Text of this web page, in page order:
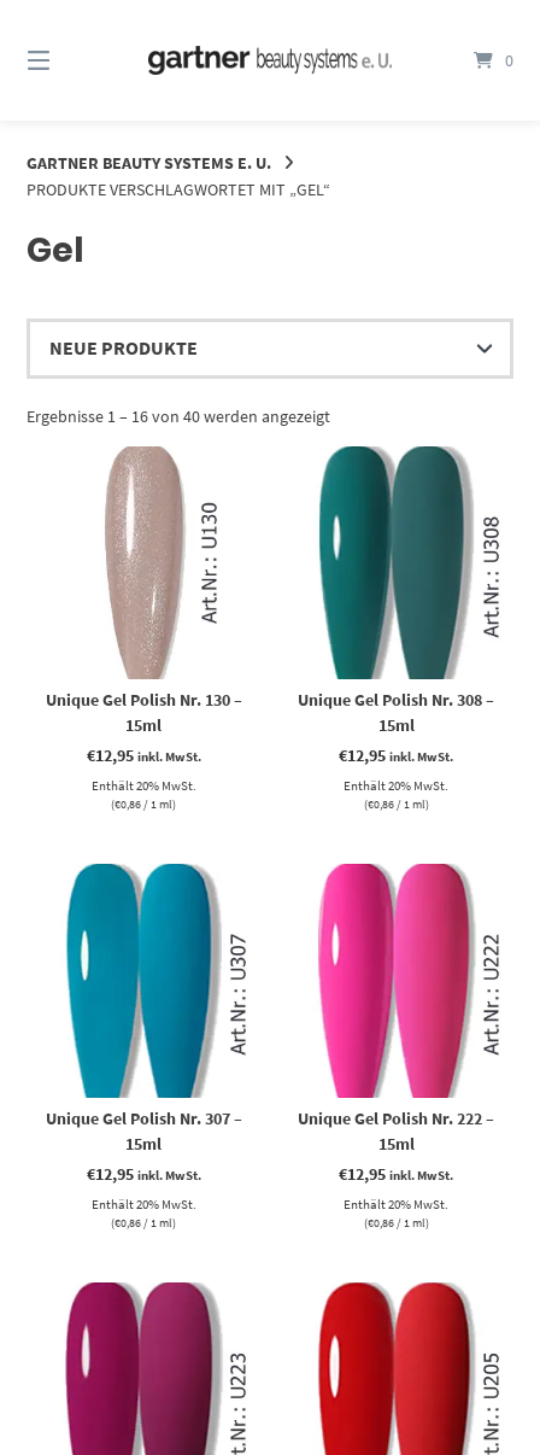
Inhalt
0
GARTNER BEAUTY SYSTEMS E. U.
PRODUKTE VERSCHLAGWORTET MIT „GEL“
Gel
Ergebnisse 1 – 16 von 40 werden angezeigtNach
sortiert
Unique Gel Polish Nr. 130 –
15ml
€12,95 inkl. MwSt.
Enthält 20% MwSt.
(€0,86/ 1 ml)
Unique Gel Polish Nr. 308 –
15ml
€12,95 inkl. MwSt.
Enthält 20% MwSt.
(€0,86/ 1 ml)
Unique Gel Polish Nr. 307 –
15ml
€12,95 inkl. MwSt.
Enthält 20% MwSt.
(€0,86/ 1 ml)
Unique Gel Polish Nr. 222 –
15ml
€12,95 inkl. MwSt.
Enthält 20% MwSt.
(€0,86/ 1 ml)